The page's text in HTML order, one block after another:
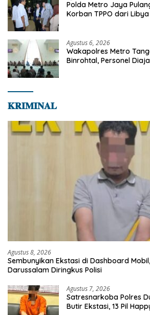
Polda Metro Jaya
Korban TPPO dari Libya
Agustus 6, 2026
Wakapolres Metro
Binrohtal, Personel
𝐊𝐑𝐈𝐌𝐈𝐍𝐀𝐋
Agustus 8, 2026
Sembunyikan Ekstasi di Dashboard
Darussalam Diringkus Polisi
Agustus 7, 2026
Satresnarkoba Polres
Butir Ekstasi, 13 Pil